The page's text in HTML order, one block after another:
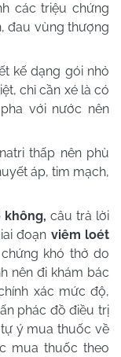
các triệu chứng
đau vùng thượng
kế dạng gói nhỏ
chỉ cần xé là có
với nước nên
thấp nên phù
áp, tim mạch,
không, câu trả lời
đoạn viêm loét
khó thở do
nên đi khám bác
xác mức độ,
phác đồ điều trị
ý mua thuốc về
mua thuốc theo